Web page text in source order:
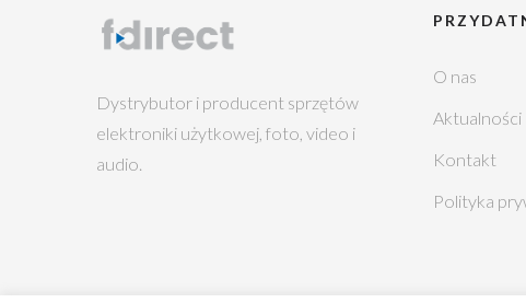
Dystrybutor i producent sprzętów
elektroniki użytkowej, foto, video i
audio.
O nas
Aktualności
Kontakt
Polityka